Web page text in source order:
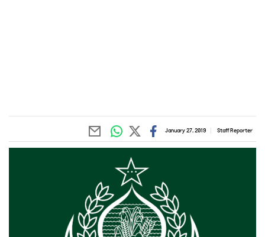
Staff Reporter
January 27, 2019